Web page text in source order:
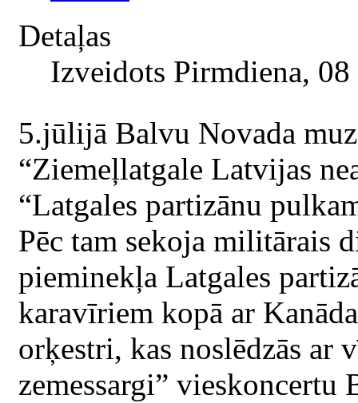
Detaļas
Izveidots Pirmdiena,
5.jūlijā Balvu Novada
“Ziemeļlatgale Latvijas
“Latgales partizānu
Pēc tam sekoja militārais
pieminekļa Latgales
karavīriem kopā ar
orķestri, kas noslēdzās ar
zemessargi” vieskoncertu